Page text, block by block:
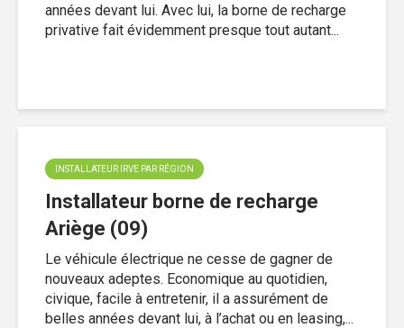
années devant lui. Avec lui, la borne de recharge
privative fait évidemment presque tout autant...
INSTALLATEUR IRVE PAR RÉGION
Installateur borne de recharge
Ariège (09)
Le véhicule électrique ne cesse de gagner de
nouveaux adeptes. Economique au quotidien,
civique, facile à entretenir, il a assurément de
belles années devant lui, à l’achat ou en leasing,...